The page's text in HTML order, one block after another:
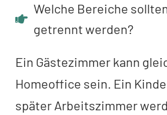
Welche Bereiche
getrennt werden?
Ein Gästezimmer kann
Homeoffice sein. Ein
später Arbeitszimmer